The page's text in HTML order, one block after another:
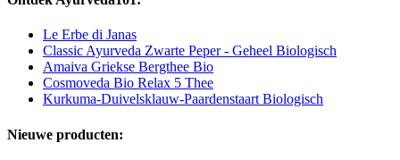
Le Erbe di Janas
Classic Ayurveda Zwarte Peper - Geheel Biologisch
Amaiva Griekse Bergthee Bio
Cosmoveda Bio Relax 5 Thee
Kurkuma-Duivelsklauw-Paardenstaart Biologisch
Nieuwe producten: